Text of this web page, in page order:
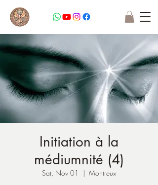
Initiation à la
médiumnité (4)
Sat, Nov 01
  |
Montreux